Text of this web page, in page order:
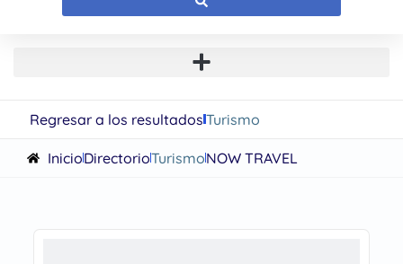
Regresar a los resultadosTurismo
InicioDirectorioTurismoNOW TRAVEL